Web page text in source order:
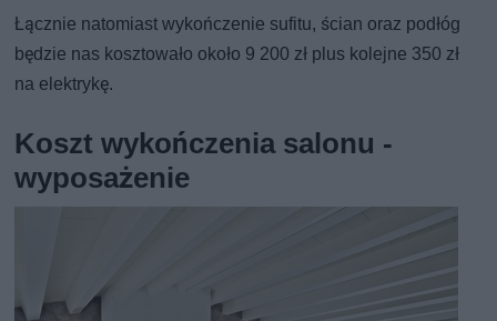
Łącznie natomiast wykończenie sufitu, ścian oraz podłóg
będzie nas kosztowało około 9 200 zł plus kolejne 350 zł
na elektrykę.
Koszt wykończenia salonu -
wyposażenie